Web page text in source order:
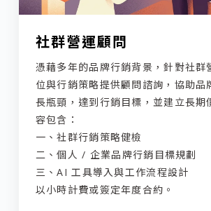
社群營運顧問
憑藉多年的品牌行銷背景，針對社群
位與行銷策略提供顧問諮詢，協助品
長瓶頸，達到行銷目標，並建立長期
容包含：
一、社群行銷策略健檢
二、個人 / 企業品牌行銷目標規劃
三、AI 工具導入與工作流程設計
以小時計費或簽定年度合約。